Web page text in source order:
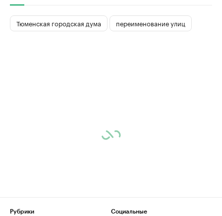
Тюменская городская дума переименование улиц
Рубрики
Социальные